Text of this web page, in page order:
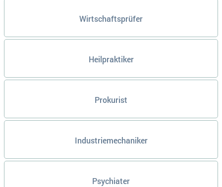
Wirtschaftsprüfer
Heilpraktiker
Prokurist
Industriemechaniker
Psychiater